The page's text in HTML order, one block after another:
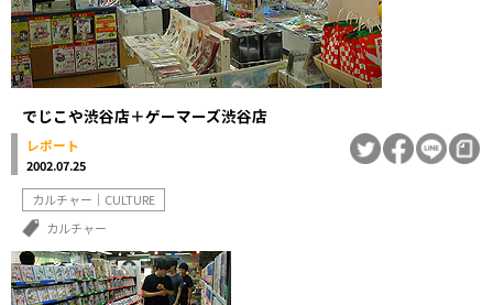
でじこや渋谷店＋ゲーマーズ渋谷店
レポート
2002.07.25
カルチャー｜CULTURE
カルチャー